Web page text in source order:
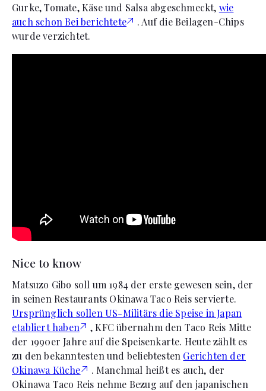
Gurke, Tomate, Käse und Salsa abgeschmeckt, wie
auch schon Bei berichtete
. Auf die Beilagen-Chips
wurde verzichtet.
Nice to know
Matsuzo Gibo soll um 1984 der erste gewesen sein, der
in seinen Restaurants Okinawa Taco Reis servierte.
Ursprünglich sollen US-Militärs die Speise in Japan
etabliert haben
, KFC übernahm den Taco Reis Mitte
der 1990er Jahre auf die Speisenkarte. Heute zählt es
zu den bekanntesten und beliebtesten Gerichten der
Okinawa Küche
. Manchmal heißt es auch, der
Okinawa Taco Reis nehme Bezug auf den japanischen